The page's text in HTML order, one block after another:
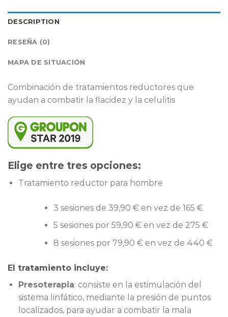
DESCRIPTION
RESEÑA (0)
MAPA DE SITUACIÓN
Combinación de tratamientos reductores que
ayudan a combatir la flacidez y la celulitis
Elige entre tres opciones:
Tratamiento reductor para hombre
3 sesiones de 39,90 € en vez de 165 €
5 sesiones por 59,90 € en vez de 275 €
8 sesiones por 79,90 € en vez de 440 €
El tratamiento incluye:
Presoterapia: consiste en la estimulación del
sistema linfático, mediante la presión de puntos
localizados, para ayudar a combatir la mala